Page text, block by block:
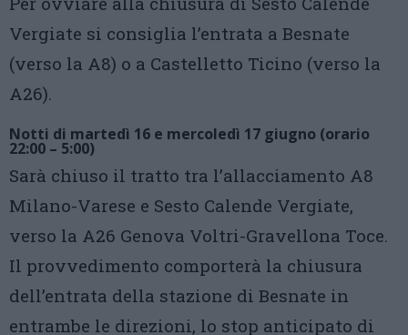
Vergiate si consiglia l’entrata a Besnate
(verso la A8) o a Castelletto Ticino (verso la
A26).
Notti di martedì 16 e mercoledì 17 giugno (orario
22:00 – 5:00)
Sarà chiuso il tratto tra l’allacciamento A8
Milano-Varese e Sesto Calende Vergiate,
verso la A26 Genova Voltri-Gravellona Toce.
Il provvedimento comporterà la chiusura
dell’entrata della stazione di Besnate in
entrambe le direzioni, lo stop anticipato di